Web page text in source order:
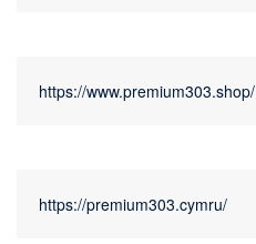
https://www.premium303.shop/
https://premium303.cymru/